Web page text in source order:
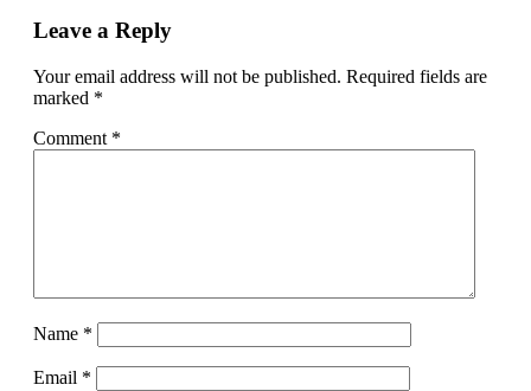
Leave a Reply
Your email address will not be published. Required fields are
marked *
Comment *
Name *
Email *